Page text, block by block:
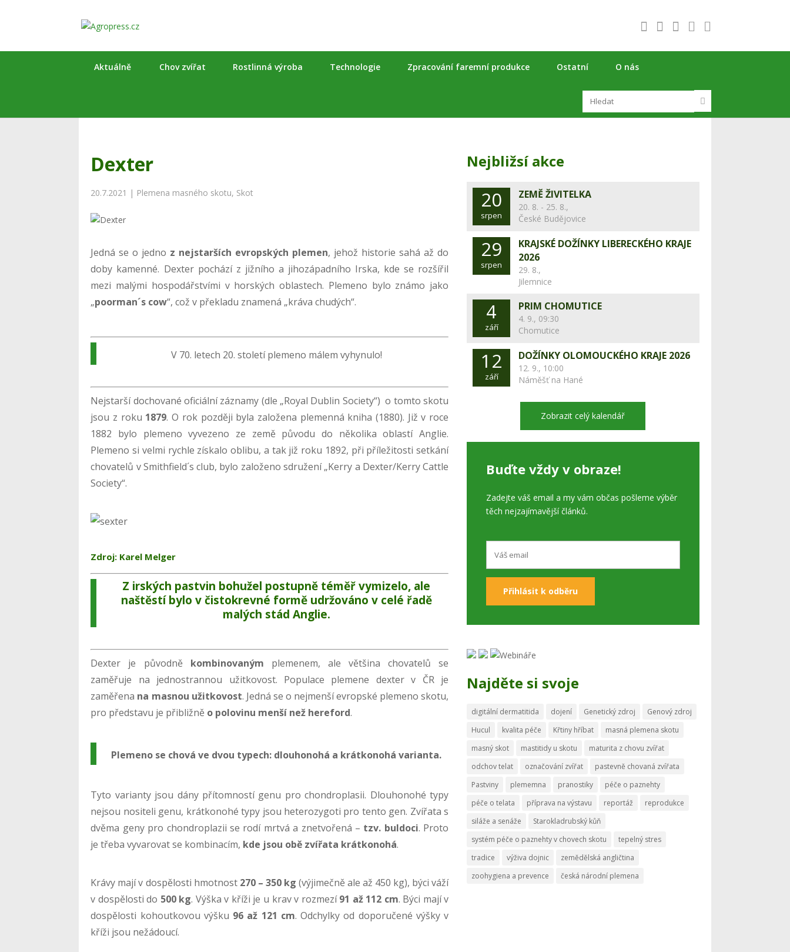
Aktuálně Chov zvířat Rostlinná výroba Technologie Zpracování faremní produkce Ostatní O nás
Dexter
20.7.2021 | Plemena masného skotu, Skot
Jedná se o jedno z nejstarších evropských plemen, jehož historie sahá až do
doby kamenné. Dexter pochází z jižního a jihozápadního Irska, kde se rozšířil
mezi malými hospodářstvími v horských oblastech. Plemeno bylo známo jako
„poorman´s cow“, což v překladu znamená „kráva chudých“.
V 70. letech 20. století plemeno málem vyhynulo!
Nejstarší dochované oficiální záznamy (dle „Royal Dublin Society“) o tomto skotu
jsou z roku 1879. O rok později byla založena plemenná kniha (1880). Již v roce
1882 bylo plemeno vyvezeno ze země původu do několika oblastí Anglie.
Plemeno si velmi rychle získalo oblibu, a tak již roku 1892, při příležitosti setkání
chovatelů v Smithfield´s club, bylo založeno sdružení „Kerry a Dexter/Kerry Cattle
Society“.
Zdroj: Karel Melger
Z irských pastvin bohužel postupně téměř vymizelo, ale
naštěstí bylo v čistokrevné formě udržováno v celé řadě
malých stád Anglie.
Dexter je původně kombinovaným plemenem, ale většina chovatelů se
zaměřuje na jednostrannou užitkovost. Populace plemene dexter v ČR je
zaměřena na masnou užitkovost. Jedná se o nejmenší evropské plemeno skotu,
pro představu je přibližně o polovinu menší než hereford.
Plemeno se chová ve dvou typech: dlouhonohá a krátkonohá varianta.
Tyto varianty jsou dány přítomností genu pro chondroplasii. Dlouhonohé typy
nejsou nositeli genu, krátkonohé typy jsou heterozygoti pro tento gen. Zvířata s
dvěma geny pro chondroplazii se rodí mrtvá a znetvořená – tzv. buldoci. Proto
je třeba vyvarovat se kombinacím, kde jsou obě zvířata krátkonohá.
Krávy mají v dospělosti hmotnost 270 – 350 kg (výjimečně ale až 450 kg), býci váží
v dospělosti do 500 kg. Výška v kříži je u krav v rozmezí91 až 112 cm. Býci mají v
dospělosti kohoutkovou výšku 96 až 121 cm. Odchylky od doporučené výšky v
kříži jsou nežádoucí.
Nejbližsí akce
20
srpen
ZEMĚ ŽIVITELKA
20. 8. - 25. 8.,
České Budějovice
29
srpen
KRAJSKÉ DOŽÍNKY LIBERECKÉHO KRAJE
2026
29. 8.,
Jilemnice
4
září
PRIM CHOMUTICE
4. 9., 09:30
Chomutice
12
září
DOŽÍNKY OLOMOUCKÉHO KRAJE 2026
12. 9., 10:00
Náměšť na Hané
Zobrazit celý kalendář
Buďte vždy v obraze!
Zadejte váš email a my vám občas pošleme výběr
těch nejzajímavější článků.
Najděte si svoje
digitální dermatitida dojení Genetický zdroj
Genový zdroj
Hucul
kvalita péče Křtiny hříbat
masná plemena skotu
masný skot
mastitidy u skotu
maturita z chovu zvířat
odchov telat
označování zvířat
pastevně chovaná zvířata
Pastviny
plememna pranostiky
péče o paznehty
péče o telata
příprava na výstavu reportáž
reprodukce
siláže a senáže
Starokladrubský kůň
systém péče o paznehty v chovech skotu
tepelný stres
tradice
výživa dojnic
zemědělská angličtina
zoohygiena a prevence
česká národní plemena